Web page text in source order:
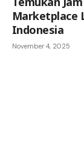
Marketplace
Indonesia
November 4, 2025